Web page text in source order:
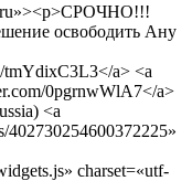
освободить Ану
a> <a
0pgrnwWlA7</a>
<a
402730254600372225»
charset=«utf-